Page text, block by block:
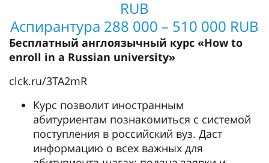
RUB
Аспирантура 288 000 – 510 000 RUB
Бесплатный англоязычный курс «How to
enroll in a Russian university»
clck.ru/3TA2mR
Курс позволит иностранным
абитуриентам познакомиться с системой
поступления в российский вуз. Даст
информацию о всех важных для